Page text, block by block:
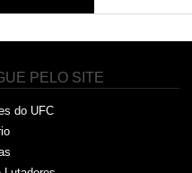
PELO SITE
do UFC